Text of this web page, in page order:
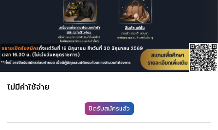
ไม่มีค่าใช้จ่าย
ปิดรับสมัครแล้ว